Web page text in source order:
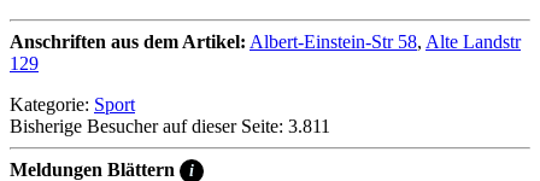
Anschriften aus dem Artikel: Albert-Einstein-Str 58, Alte Landstr
129
Kategorie: Sport
Bisherige Besucher auf dieser Seite: 3.811
Meldungen Blättern i